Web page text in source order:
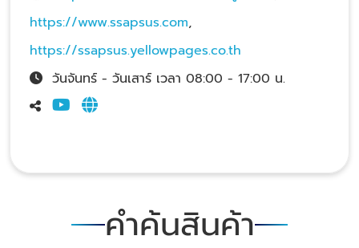
https://www.ssapsus.com,
https://ssapsus.yellowpages.co.th
วันจันทร์ - วันเสาร์ เวลา 08:00 - 17:00 น.
คำค้นสินค้า